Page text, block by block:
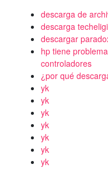
descarga de
descarga
descargar
hp tiene
controladores
¿por qué
yk
yk
yk
yk
yk
yk
yk